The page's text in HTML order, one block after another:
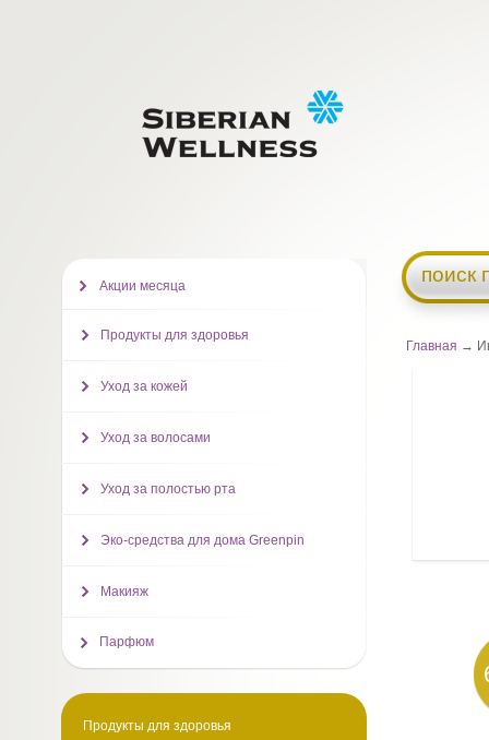
поиск
Главная →
Акции месяца
Продукты для здоровья
Уход за кожей
Уход за волосами
Уход за полостью рта
Эко-средства для дома Greenpin
Макияж
Парфюм
Продукты для здоровья